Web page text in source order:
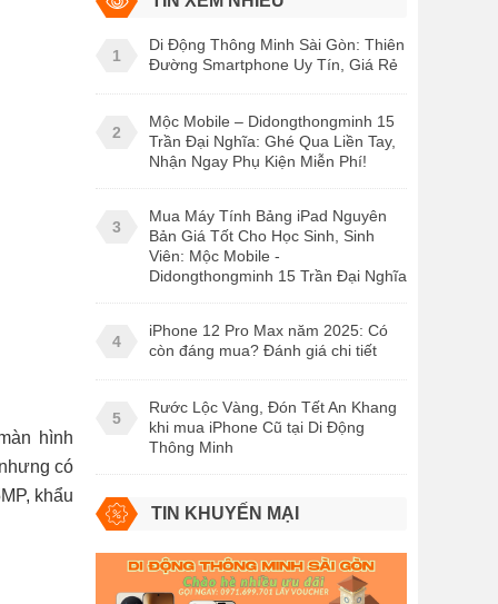
hình
có
khẩu
1
Di Động Thông Minh Sài Gòn: Thiên
Đường Smartphone Uy Tín, Giá Rẻ
2
Mộc Mobile – Didongthongminh 15
Trần Đại Nghĩa: Ghé Qua Liền Tay,
Nhận Ngay Phụ Kiện Miễn Phí!
3
Mua Máy Tính Bảng iPad Nguyên
Bản Giá Tốt Cho Học Sinh, Sinh
Viên: Mộc Mobile -
Didongthongminh 15 Trần Đại Nghĩa
4
iPhone 12 Pro Max năm 2025: Có
còn đáng mua? Đánh giá chi tiết
5
Rước Lộc Vàng, Đón Tết An Khang
khi mua iPhone Cũ tại Di Động
Thông Minh
TIN KHUYẾN MẠI